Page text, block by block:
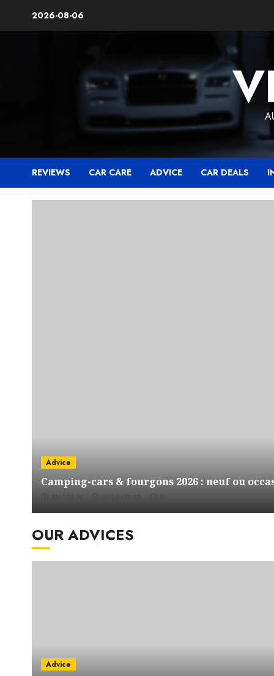
2026-08-06
REVIEWS CAR CARE ADVICE CAR DEALS
Advice
Camping-cars & fourgons 2026 : neuf ou
OUR ADVICES
Advice